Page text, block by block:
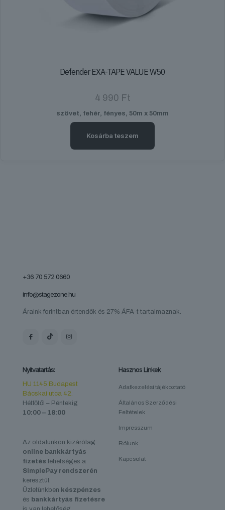
Defender EXA-TAPE VALUE W50
4 990 Ft
szövet, fehér, fényes, 50m x 50mm
Kosárba teszem
+36 70 572 0660
info@stagezone.hu
Áraink forintban értendők és 27% ÁFA-t tartalmaznak.
Nyitvatartás:
HU 1145 Budapest
Bácskai utca 42.
Hétfőtől – Péntekig
10:00 – 18:00
Az oldalunkon kizárólag
online bankkártyás
fizetés lehetséges a
SimplePay rendszerén
keresztül.
Üzletünkben készpénzes
és bankkártyás fizetésre
Hasznos Linkek
Adatkezelési tájékoztató
Általános Szerződési
Feltételek
Impresszum
Rólunk
Kapcsolat